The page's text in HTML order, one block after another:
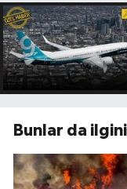
Bunlar da